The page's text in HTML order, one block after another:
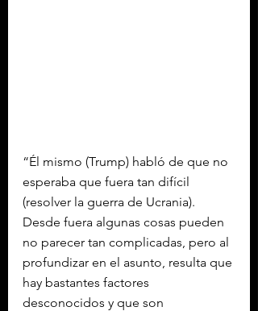
“Él mismo (Trump) habló de que no
esperaba que fuera tan difícil
(resolver la guerra de Ucrania).
Desde fuera algunas cosas pueden
no parecer tan complicadas, pero al
profundizar en el asunto, resulta que
hay bastantes factores
desconocidos y que son